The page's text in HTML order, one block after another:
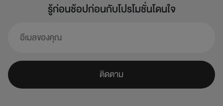
รู้ก่อนช้อปก่อนกับโปรโมชั่นโดนใจ
ติดตาม